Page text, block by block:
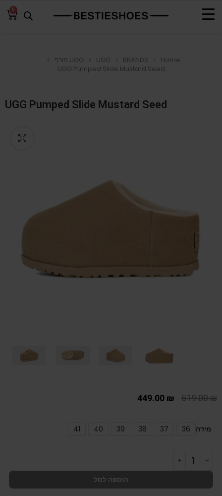
0
Home
BRANDS
UGG
UGG חורף
UGG Pumped Slide Mustard Seed
UGG Pumped Slide Mustard Seed
519.00₪
449.00 ₪
מידה 36
37
38
39
40
41
הוספה לסל